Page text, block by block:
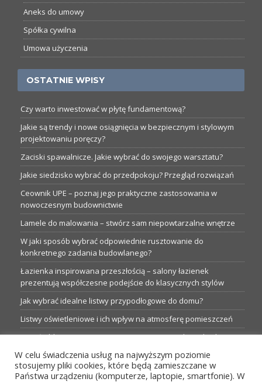
Aneks do umowy
Spółka cywilna
Umowa użyczenia
OSTATNIE WPISY
Czy warto inwestować w płytę fundamentową?
Jakie są trendy i nowe osiągnięcia w bezpiecznym i stylowym
projektowaniu poręczy?
Zaciski spawalnicze. Jakie wybrać do swojego warsztatu?
Jakie siedzisko wybrać do przedpokoju? Przegląd rozwiązań
Ceownik UPE – poznaj jego praktyczne zastosowania w
nowoczesnym budownictwie
Lamele do malowania – stwórz sam niepowtarzalne wnętrze
W jaki sposób wybrać odpowiednie rusztowanie do
konkretnego zadania budowlanego?
Łazienka inspirowana przeszłością – salony łazienek
prezentują współczesne podejście do klasycznych stylów
Jak wybrać idealne listwy przypodłogowe do domu?
Listwy oświetleniowe i ich wpływ na atmosferę pomieszczeń
Garaże blaszane: Nieocenione magazyny podczas budowy
Profesjonalne hurtownie dla każdego budowlańca i instalatora
Proste metamorfozy aranżacji w łazience: 5 praktycznych
W celu świadczenia usług na najwyższym poziomie
stosujemy pliki cookies, które będą zamieszczane w
Państwa urządzeniu (komputerze, laptopie, smartfonie). W